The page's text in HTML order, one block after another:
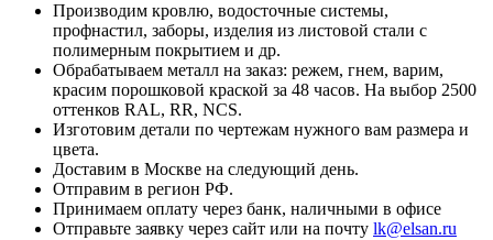
Производим кровлю, водосточные системы,
профнастил, заборы, изделия из листовой стали с
полимерным покрытием и др.
Обрабатываем металл на заказ: режем, гнем, варим,
красим порошковой краской за 48 часов. На выбор 2500
оттенков RAL, RR, NCS.
Изготовим детали по чертежам нужного вам размера и
цвета.
Доставим в Москве на следующий день.
Отправим в регион РФ.
Принимаем оплату через банк, наличными в офисе
Отправьте заявку через сайт или на почту lk@elsan.ru